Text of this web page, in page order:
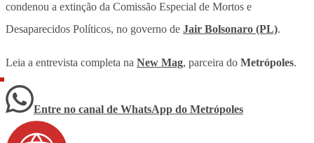
condenou a extinção da Comissão Especial de Mortos e
Desaparecidos Políticos, no governo de Jair Bolsonaro (PL).
Leia a entrevista completa na New Mag, parceira do Metrópoles.
Entre no canal de WhatsApp do Metrópoles